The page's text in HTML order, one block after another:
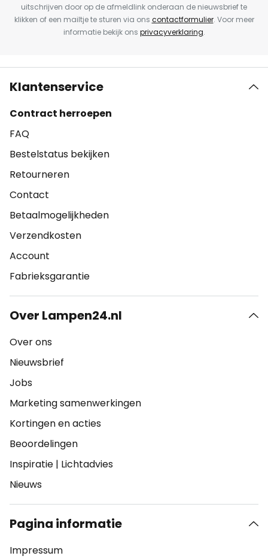
uitschrijven door op de afmeldlink onderaan de nieuwsbrief te
klikken of een mailtje te sturen via ons contactformulier. Voor meer
informatie bekijk ons privacyverklaring.
Klantenservice
Contract herroepen
FAQ
Bestelstatus bekijken
Retourneren
Contact
Betaalmogelijkheden
Verzendkosten
Account
Fabrieksgarantie
Over Lampen24.nl
Over ons
Nieuwsbrief
Jobs
Marketing samenwerkingen
Kortingen en acties
Beoordelingen
Inspiratie | Lichtadvies
Nieuws
Pagina informatie
Impressum